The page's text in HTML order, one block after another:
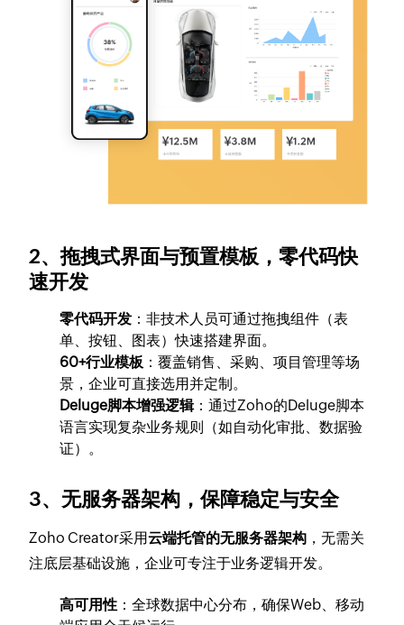
2、拖拽式界面与预置模板，零代码快
速开发
零代码开发 ：非技术人员可通过拖拽组件（表
单、按钮、图表）快速搭建界面。
60+行业模板 ：覆盖销售、采购、项目管理等场
景，企业可直接选用并定制。
Deluge脚本增强逻辑：通过Zoho的Deluge脚本
语言实现复杂业务规则（如自动化审批、数据验
证）。
3、无服务器架构，保障稳定与安全
Zoho Creator采用云端托管的无服务器架构 ，无需关
注底层基础设施，企业可专注于业务逻辑开发。
高可用性 ：全球数据中心分布，确保Web、移动